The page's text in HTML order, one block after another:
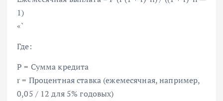
1)
«`
Где:
P = Сумма кредита
r = Процентная ставка (ежемесячная, например,
0,05 / 12 для 5% годовых)